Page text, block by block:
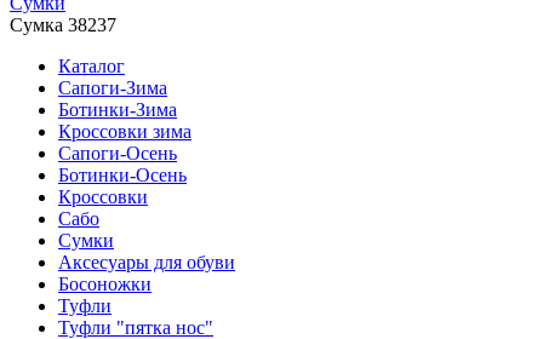
Сумка 38237
Каталог
Сапоги-Зима
Ботинки-Зима
Кроссовки зима
Сапоги-Осень
Ботинки-Осень
Кроссовки
Сабо
Сумки
Аксесуары для обуви
Босоножки
Туфли
Туфли "пятка нос"